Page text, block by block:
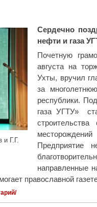
м
у
о
х
р
а
и
я
у
е
в
«
П
о
э
з
и
я
д
о
л
ж
а
и Г.Г.
Сердечно
нефти и газа
Почетную
августа на
Ухты, вручил
за
республики.
газа УГТУ»
Предприятие
направленные
православной